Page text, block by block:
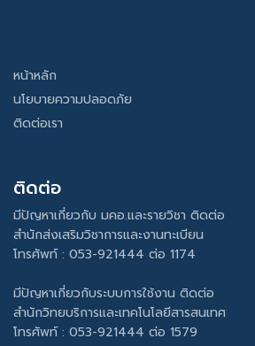
หน้าหลัก
นโยบายความปลอดภัย
ติดต่อเรา
ติดต่อ
มีปัญหาเกี่ยวกับ มคอ.และรายวิชา ติดต่อ
สำนักส่งเสริมวิชาการและงานทะเบียน
โทรศัพท์ : 053-921444 ต่อ 1174
มีปัญหาเกี่ยวกับระบบการใช้งาน ติดต่อ
สำนักวิทยบริการและเทคโนโลยีสารสนเทศ
โทรศัพท์ : 053-921444 ต่อ 1579